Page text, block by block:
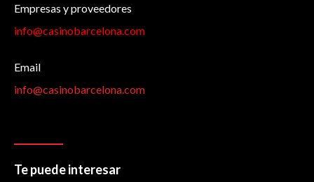
Empresas y proveedores
info@casinobarcelona.com
Email
info@casinobarcelona.com
Te puede interesar